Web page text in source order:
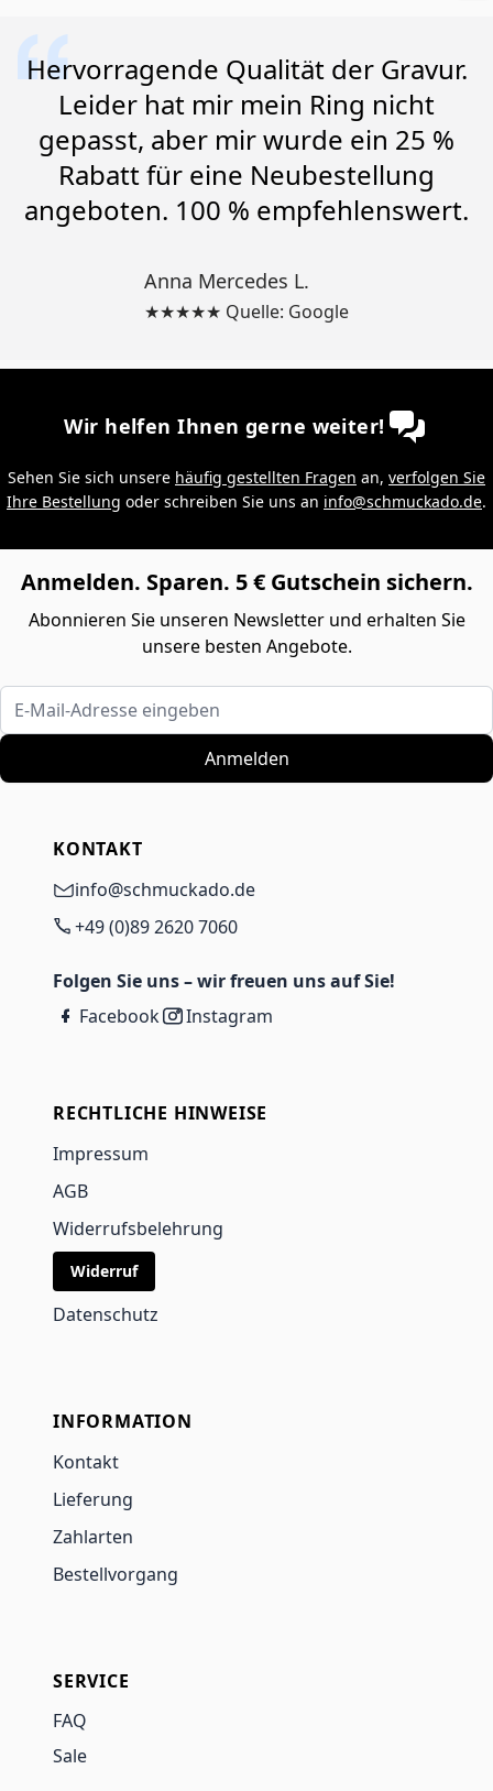
Hervorragende Qualität der Gravur.
Leider hat mir mein Ring nicht
gepasst, aber mir wurde ein 25 %
Rabatt für eine Neubestellung
angeboten. 100 % empfehlenswert.
Anna Mercedes L.
★★★★★ Quelle: Google
Wir helfen Ihnen gerne weiter!
Sehen Sie sich unsere häufig gestellten Fragen an, verfolgen Sie
Ihre Bestellung oder schreiben Sie uns an info@schmuckado.de.
Anmelden. Sparen. 5 € Gutschein sichern.
Abonnieren Sie unseren Newsletter und erhalten Sie
unsere besten Angebote.
E-Mail-Adresse eingeben
Anmelden
KONTAKT
info@schmuckado.de
+49 (0)89 2620 7060
Folgen Sie uns – wir freuen uns auf Sie!
Facebook
Instagram
RECHTLICHE HINWEISE
Impressum
AGB
Widerrufsbelehrung
Widerruf
Datenschutz
INFORMATION
Kontakt
Lieferung
Zahlarten
Bestellvorgang
SERVICE
FAQ
Sale